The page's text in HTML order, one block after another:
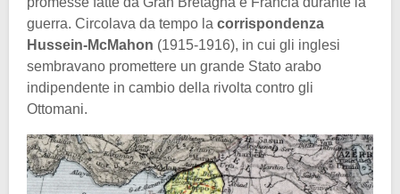
guerra. Circolava da tempo la corrispondenza
Hussein-McMahon (1915-1916), in cui gli inglesi
sembravano promettere un grande Stato arabo
indipendente in cambio della rivolta contro gli
Ottomani.